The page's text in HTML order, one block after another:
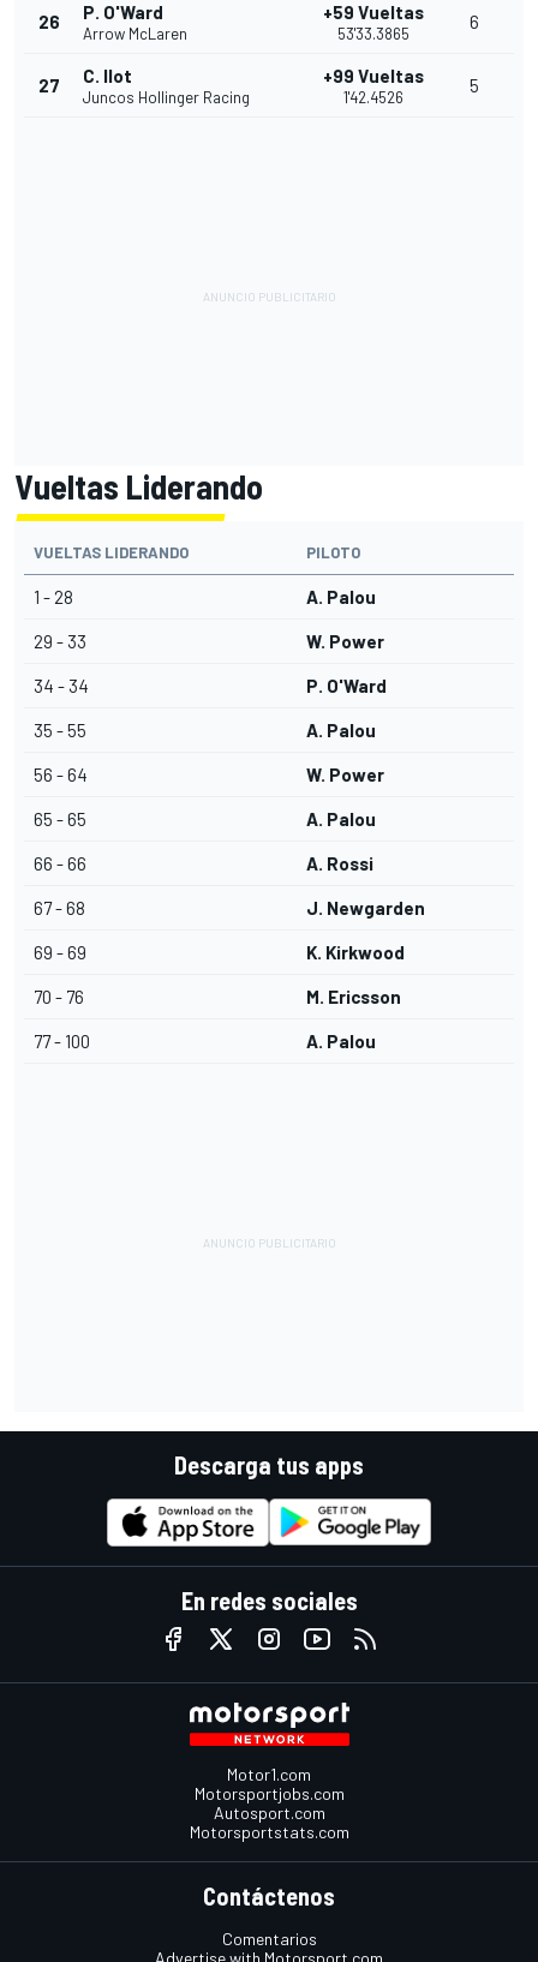
26 P. O'Ward
Arrow McLaren
+59 Vueltas
53'33.3865
6
27 C. Ilot
Juncos Hollinger Racing
+99 Vueltas
1'42.4526
5
Vueltas Liderando
VUELTAS LIDERANDO PILOTO
1 - 28 A. Palou
29 - 33 W. Power
34 - 34 P. O'Ward
35 - 55 A. Palou
56 - 64 W. Power
65 - 65 A. Palou
66 - 66 A. Rossi
67 - 68 J. Newgarden
69 - 69 K. Kirkwood
70 - 76 M. Ericsson
77 - 100 A. Palou
Descarga tus apps
En redes sociales
Motor1.com
Motorsportjobs.com
Autosport.com
Motorsportstats.com
Contáctenos
Comentarios
Advertise with Motorsport.com